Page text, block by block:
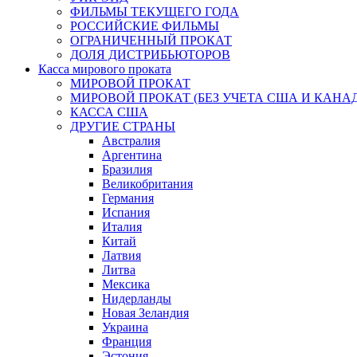
ФИЛЬМЫ ТЕКУЩЕГО ГОДА
РОССИЙСКИЕ ФИЛЬМЫ
ОГРАНИЧЕННЫЙ ПРОКАТ
ДОЛЯ ДИСТРИБЬЮТОРОВ
Касса мирового проката
МИРОВОЙ ПРОКАТ
МИРОВОЙ ПРОКАТ (БЕЗ УЧЕТА США И
КАССА США
ДРУГИЕ СТРАНЫ
Австралия
Аргентина
Бразилия
Великобритания
Германия
Испания
Италия
Китай
Латвия
Литва
Мексика
Нидерланды
Новая Зеландия
Украина
Франция